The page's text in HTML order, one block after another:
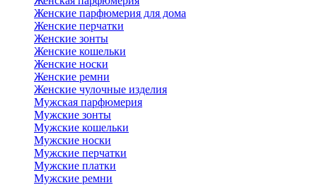
Женские парфюмерия для дома
Женские перчатки
Женские зонты
Женские кошельки
Женские носки
Женские ремни
Женские чулочные изделия
Мужская парфюмерия
Мужские зонты
Мужские кошельки
Мужские носки
Мужские перчатки
Мужские платки
Мужские ремни